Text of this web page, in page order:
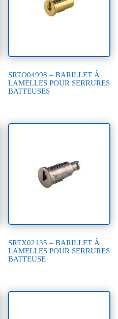
SRTO04998 – BARILLET À
LAMELLES POUR SERRURES
BATTEUSES
SRTX02135 – BARILLET À
LAMELLES POUR SERRURES
BATTEUSE